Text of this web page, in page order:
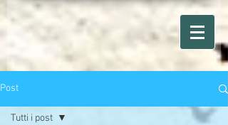
Post
Tutti i post